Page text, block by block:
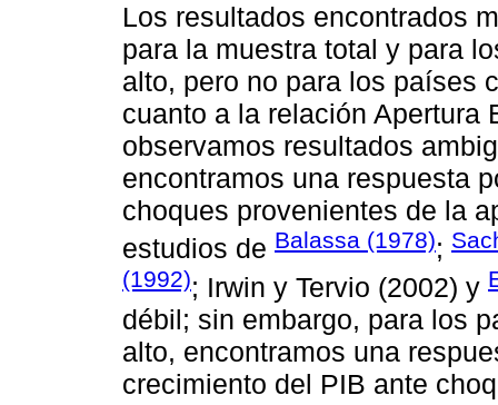
Los resultados encontrados
para la muestra total y para
alto, pero no para los países
cuanto a la relación Apertura
observamos resultados
encontramos una respuesta
choques provenientes de la
estudios de Balassa (1978);
(1992); Irwin y Tervio (2002) y
débil; sin embargo, para los
alto, encontramos una
crecimiento del PIB ante